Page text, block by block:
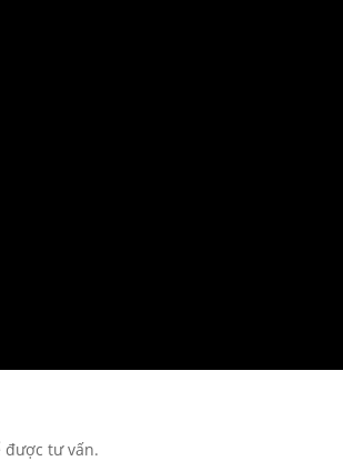
được tư vấn.